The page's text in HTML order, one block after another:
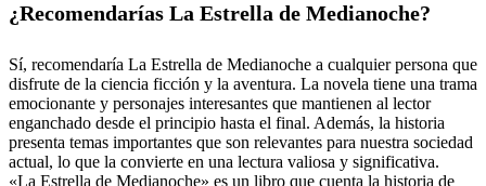
¿Recomendarías La Estrella de Medianoche?
Sí, recomendaría La Estrella de Medianoche a cualquier persona que
disfrute de la ciencia ficción y la aventura. La novela tiene una trama
emocionante y personajes interesantes que mantienen al lector
enganchado desde el principio hasta el final. Además, la historia
presenta temas importantes que son relevantes para nuestra sociedad
actual, lo que la convierte en una lectura valiosa y significativa.
«La Estrella de Medianoche» es un libro que cuenta la historia de